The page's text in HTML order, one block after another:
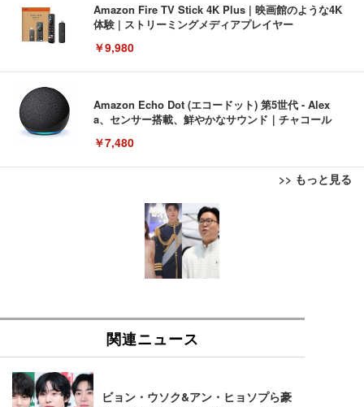
Amazon Fire TV Stick 4K Plus | 映画館のような4K
体験 | ストリーミングメディアプレイヤー
￥9,980
Amazon Echo Dot (エコードット) 第5世代 - Alex
a、センサー搭載、鮮やかなサウンド｜チャコール
￥7,480
>> もっと見る
[EdoErgo] オフィスチェア 椅子 テレワーク 疲れな
い 跳ね上げ式アームレスト コンパクト 約105度ロッ
キング pc 事務椅子 360度回転 座面昇降 強化ナイロ
ン樹脂ベース 通気性メッシュ 在宅ワーク H-WY01
(黒網+黒枠+黒足)
ュチェア 人間工学 疲れない ブラック
￥27,999
Sezlife オフィスチェア デスクチェア 疲れない テレ
EIZO ビジネス向けプレミアムモニター | FlexScan
EV3240X-WT | 31.5型4K UHD・USB Type-C・ホワ
EV2740X-WT | 27.0型4K UHD・USB Type-C・ホワ
イト
￥109,572
Amazonベーシック ペットシーツ 薄型 レギュラー 1
回使い捨て 無香料 ホワイト 300枚
x2袋(84枚) ホワイト(吸収面:ライトブルー)
￥3,234